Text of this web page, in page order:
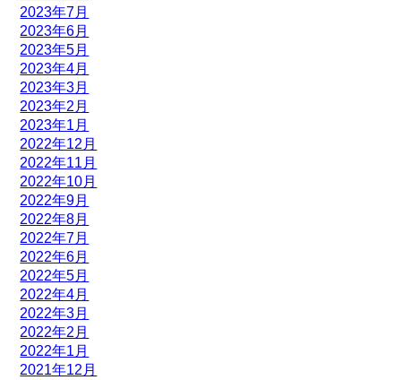
2023年7月
2023年6月
2023年5月
2023年4月
2023年3月
2023年2月
2023年1月
2022年12月
2022年11月
2022年10月
2022年9月
2022年8月
2022年7月
2022年6月
2022年5月
2022年4月
2022年3月
2022年2月
2022年1月
2021年12月